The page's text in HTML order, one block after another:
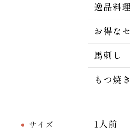
逸品料理
お得な
馬刺し
もつ焼き
サイズ
1人前